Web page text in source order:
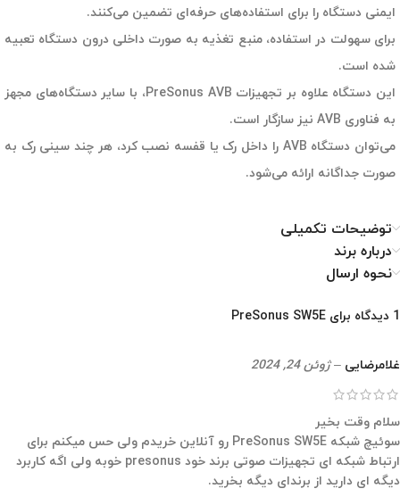
ایمنی دستگاه را برای استفاده‌های حرفه‌ای تضمین می‌کنند.
برای سهولت در استفاده، منبع تغذیه به صورت داخلی درون دستگاه تعبیه
شده است.
این دستگاه علاوه بر تجهیزات PreSonus AVB، با سایر دستگاه‌های مجهز
به فناوری AVB نیز سازگار است.
می‌توان دستگاه AVB را داخل رک یا قفسه نصب کرد، هر چند سینی رک به
صورت جداگانه ارائه می‌شود.
توضیحات تکمیلی
درباره برند
نحوه ارسال
1 دیدگاه برای PreSonus SW5E
غلامرضایی – ژوئن 24, 2024
سلام وقت بخیر
سوئیچ شبکه PreSonus SW5E رو آنلاین خریدم ولی حس میکنم برای
ارتباط شبکه ای تجهیزات صوتی برند خود presonus خوبه ولی اگه کاربرد
دیگه ای دارید از برندای دیگه بخرید.